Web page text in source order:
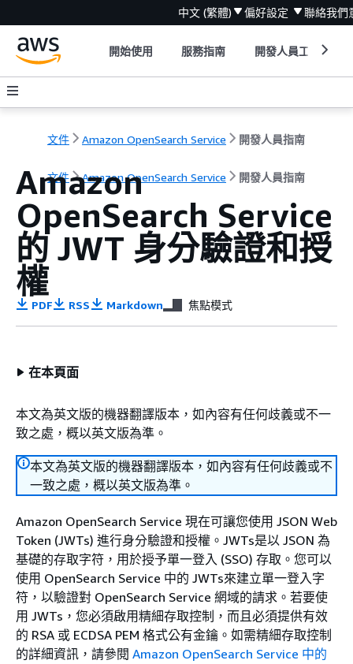
中文 (繁體) 偏好設定 聯絡我們
開始使用 服務指南 開發人員工具
文件 Amazon OpenSearch Service 開發人員指南
文件 Amazon OpenSearch Service 開發人員指南
Amazon
OpenSearch Service
的 JWT 身分驗證和授
權
PDF RSS Markdown 焦點模式
在本頁面
本文為英文版的機器翻譯版本，如內容有任何歧義或不一
致之處，概以英文版為準。
本文為英文版的機器翻譯版本，如內容有任何歧義或不
一致之處，概以英文版為準。
Amazon OpenSearch Service 現在可讓您使用 JSON Web
Token (JWTs) 進行身分驗證和授權。JWTs是以 JSON 為
基礎的存取字符，用於授予單一登入 (SSO) 存取。您可以
使用 OpenSearch Service 中的 JWTs來建立單一登入字
符，以驗證對 OpenSearch Service 網域的請求。若要使
用 JWTs，您必須啟用精細存取控制，而且必須提供有效
的 RSA 或 ECDSA PEM 格式公有金鑰。如需精細存取控制
的詳細資訊，請參閱 Amazon OpenSearch Service 中的